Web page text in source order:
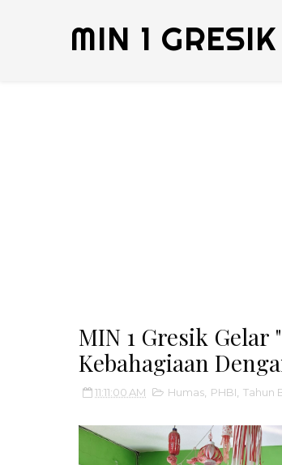
MIN 1 GRESIK
MIN 1 Gresik Gelar
Kebahagiaan
11:11:00 AM Humas PHBI Tahun